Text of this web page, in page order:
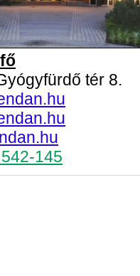
tér 8.
145